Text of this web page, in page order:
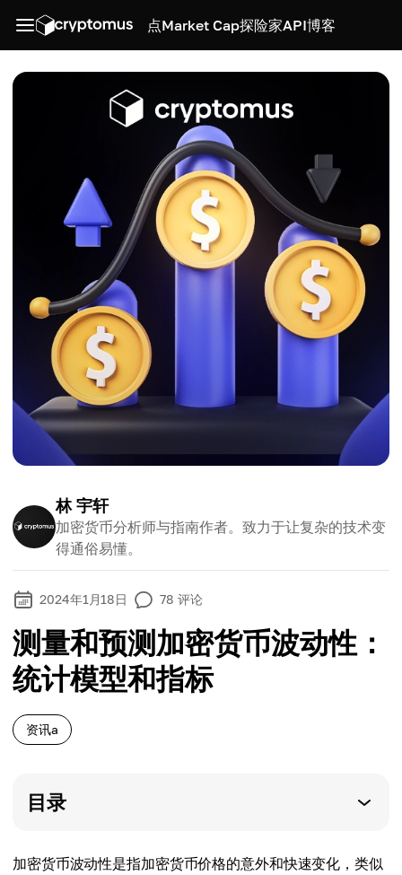
点Market Cap探险家API博客
林 宇轩
加密货币分析师与指南作者。致力于让复杂的技术变
得通俗易懂。
2024年1月18日 78 评论
测量和预测加密货币波动性：
统计模型和指标
资讯a
目录
加密货币波动性是指加密货币价格的意外和快速变化，类似